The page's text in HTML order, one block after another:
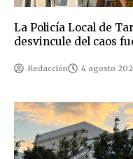
La Policía Local de
desvincule del caos
Redacción 4 agosto